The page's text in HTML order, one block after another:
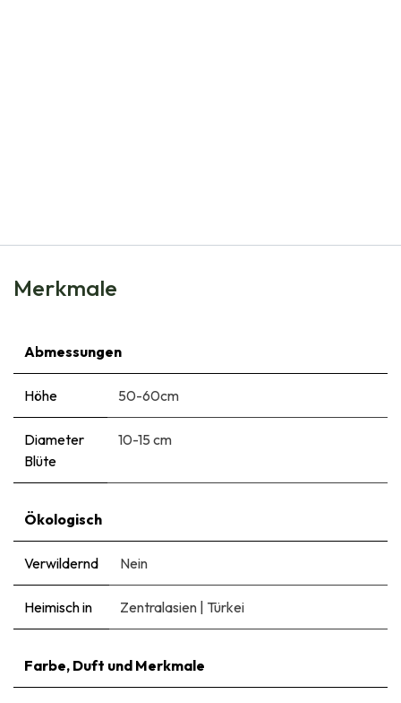
Merkmale
Abmessungen
Höhe 50-60cm
Diameter
Blüte
10-15 cm
Ökologisch
Verwildernd Nein
Heimisch in Zentralasien | Türkei
Farbe, Duft und Merkmale